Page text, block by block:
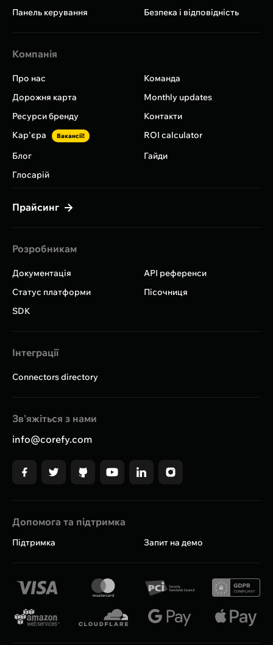
Панель керування
Безпека і відповідність
Компанія
Про нас
Команда
Дорожня карта
Monthly updates
Ресурси бренду
Контакти
Кар'єра
Вакансії!
ROI calculator
Блог
Гайди
Глосарій
Прайсинг
Розробникам
Документація
API референси
Статус платформи
Пісочниця
SDK
Інтеграції
Connectors directory
Зв'яжіться з нами
info@corefy.com
Допомога та підтримка
Підтримка Запит на демо